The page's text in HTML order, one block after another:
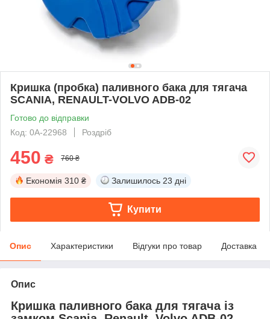
Кришка (пробка) паливного бака для тягача
SCANIA, RENAULT-VOLVO ADB-02
Готово до відправки
Код: 0А-22968
Роздріб
450 ₴ 760 ₴
Економія 310 ₴ Залишилось 23 дні
Купити
Опис Характеристики Відгуки про товар Доставка
Опис
Кришка паливного бака для тягача із